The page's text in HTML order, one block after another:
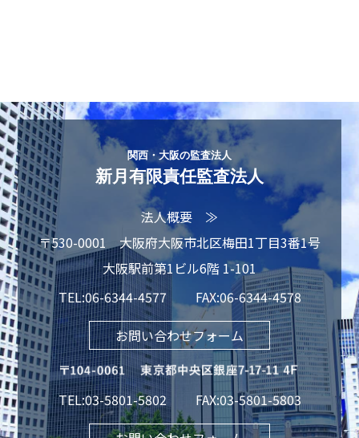
関西・大阪の監査法人
新月有限責任監査法人
法人概要 ≫
〒530-0001
大阪府大阪市北区梅田1丁目3番1号
大阪駅前第1ビル6階 1-101
TEL:06-6344-4577
FAX:06-6344-4578
お問い合わせフォーム
TEL:03-5801-5802
FAX:03-5801-5803